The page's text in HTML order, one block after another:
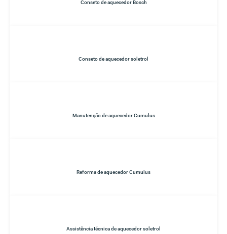
Conseto de aquecedor Bosch
Conseto de aquecedor soletrol
Manutenção de aquecedor Cumulus
Reforma de aquecedor Cumulus
Assistência técnica de aquecedor soletrol